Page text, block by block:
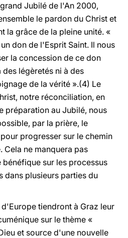
Jubilé de l'An 2000,
le pardon du Christ et
la grâce de la pleine unité. «
don de l'Esprit Saint. Il nous
la concession de ce don
des légèretés ni à des
de la vérité ».(4) Le
notre réconciliation, en
préparation au Jubilé, nous
par la prière, le
progresser sur le chemin
Cela ne manquera pas
sur les processus
dans plusieurs parties du
d'Europe tiendront à Graz leur
sur le thème «
et source d'une nouvelle